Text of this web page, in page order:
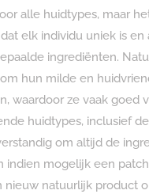
alle huidtypes, maar
elk individu uniek is en
ingrediënten.
hun milde en
waardoor ze vaak goed
huidtypes, inclusief
om altijd de
indien mogelijk een
nieuw natuurlijk product